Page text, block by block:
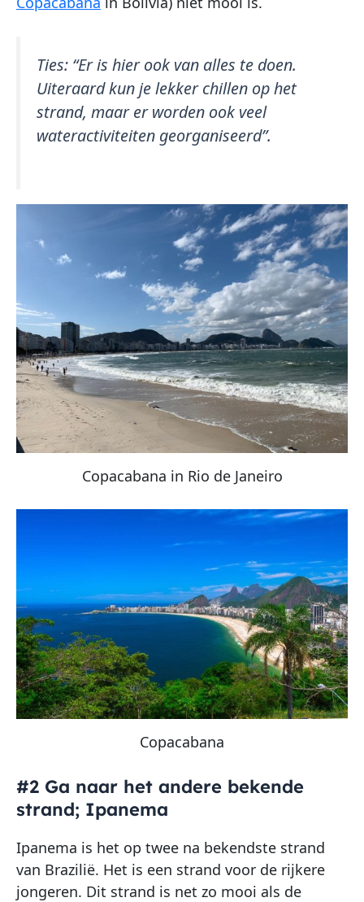
Ties: “Er is hier ook van alles te doen.
Uiteraard kun je lekker chillen op het
strand, maar er worden ook veel
wateractiviteiten georganiseerd”.
Copacabana in Rio de Janeiro
Copacabana
#2 Ga naar het andere bekende
strand; Ipanema
Ipanema is het op twee na bekendste strand
van Brazilië. Het is een strand voor de rijkere
jongeren. Dit strand is net zo mooi als de